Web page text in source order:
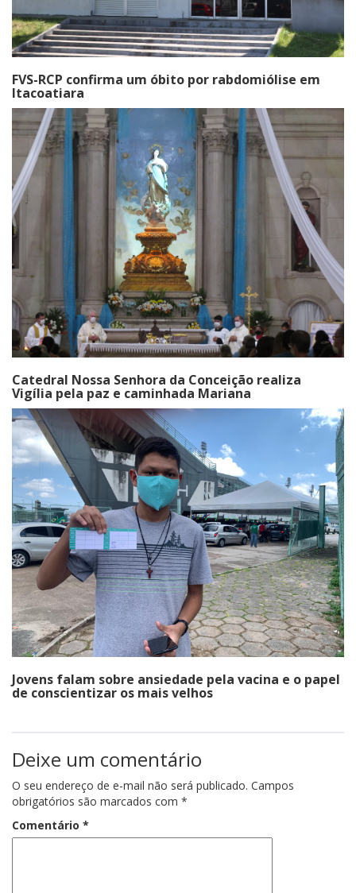
FVS-RCP confirma um óbito por rabdomiólise em
Itacoatiara
Catedral Nossa Senhora da Conceição realiza
Vigília pela paz e caminhada Mariana
Jovens falam sobre ansiedade pela vacina e o papel
de conscientizar os mais velhos
Deixe um comentário
O seu endereço de e-mail não será publicado. Campos
obrigatórios são marcados com *
Comentário *